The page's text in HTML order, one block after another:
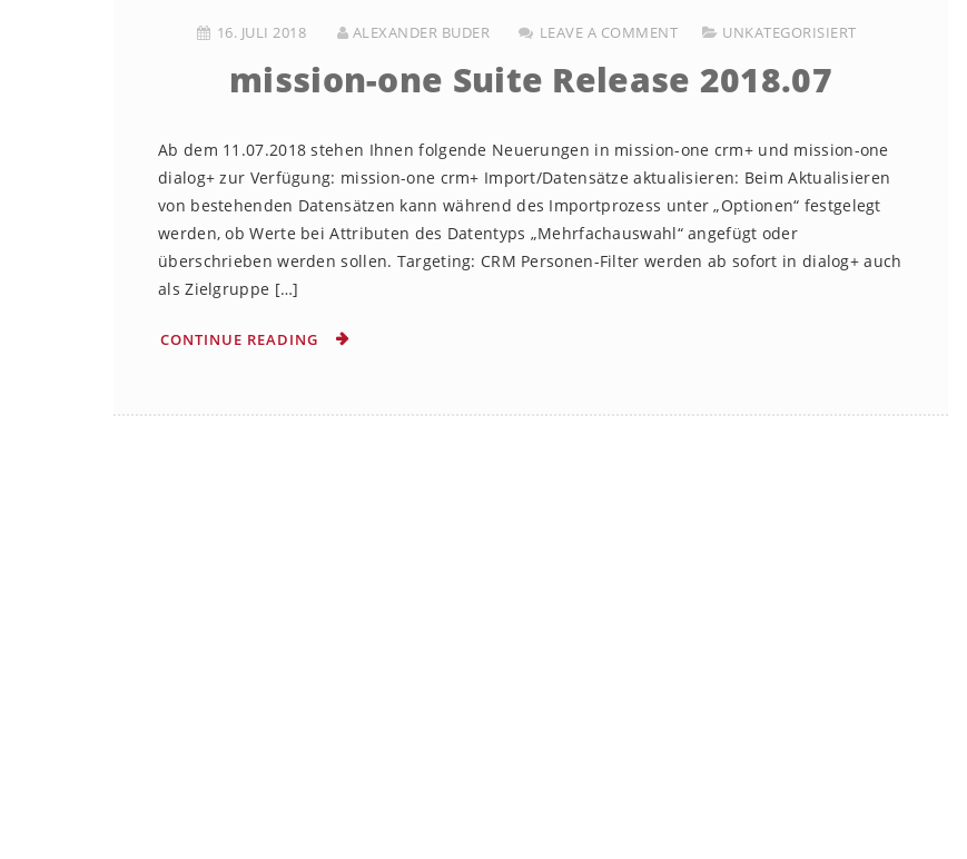
16. JULI 2018 ALEXANDER BUDER LEAVE A COMMENT UNKATEGORISIERT
mission-one Suite Release 2018.07
Ab dem 11.07.2018 stehen Ihnen folgende Neuerungen in mission-one crm+ und mission-one
dialog+ zur Verfügung: mission-one crm+ Import/Datensätze aktualisieren: Beim Aktualisieren
von bestehenden Datensätzen kann während des Importprozess unter „Optionen“ festgelegt
werden, ob Werte bei Attributen des Datentyps „Mehrfachauswahl“ angefügt oder
überschrieben werden sollen. Targeting: CRM Personen-Filter werden ab sofort in dialog+ auch
als Zielgruppe […]
CONTINUE READING